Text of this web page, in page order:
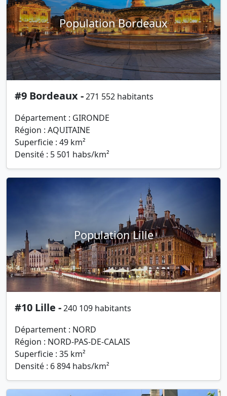
Population Bordeaux
#9 Bordeaux -271 552 habitants
Département : GIRONDE
Région : AQUITAINE
Superficie : 49 km²
Densité : 5 501 habs/km²
Population Lille
#10 Lille -240 109 habitants
Département : NORD
Région : NORD-PAS-DE-CALAIS
Superficie : 35 km²
Densité : 6 894 habs/km²